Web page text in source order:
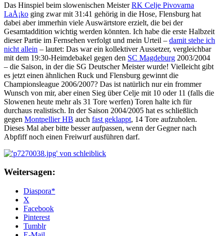
Das Hinspiel beim slowenischen MeisterRK Celje Pivovarna
LaÅ¡ko ging zwar mit 31:41 gehörig in die Hose, Flensburg hat
dabei aber immerhin viele Auswärtstore erzielt, die bei der
Gesamtaddition wichtig werden könnten. Ich habe die erste Halbzeit
dieser Partie im Fernsehen verfolgt und mein Urteil – damit stehe ich
nicht allein – lautet: Das war ein kollektiver Aussetzer, vergleichbar
mit dem 19:30-Heimdebakel gegen den SC Magdeburg 2003/2004
– die Saison, in der die SG Deutscher Meister wurde! Vielleicht gibt
es jetzt einen ähnlichen Ruck und Flensburg gewinnt die
Championsleague 2006/2007? Das ist natürlich nur ein frommer
Wunsch von mir, aber einen Sieg über Celje mit 10 oder 11 (falls die
Slowenen heute mehr als 31 Tore werfen) Toren halte ich für
durchaus realistisch. In der Saison 2004/2005 hat es schließlich
gegen Montpellier HB auch fast geklappt, 14 Tore aufzuholen.
Dieses Mal aber bitte besser aufpassen, wenn der Gegner nach
Abpfiff noch einen Freiwurf ausführen darf.
Weitersagen:
Diaspora*
X
Facebook
Pinterest
Tumblr